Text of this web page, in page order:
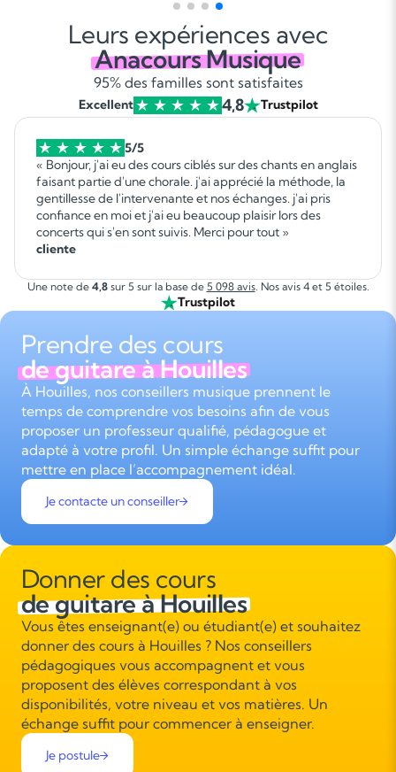
Leurs expériences avec
Anacours Musique
95% des familles sont satisfaites
Excellent 4,8 Trustpilot
5/5
« Bonjour, j'ai eu des cours ciblés sur des chants en anglais
faisant partie d'une chorale. j'ai apprécié la méthode, la
gentillesse de l'intervenante et nos échanges. j'ai pris
confiance en moi et j'ai eu beaucoup plaisir lors des
concerts qui s'en sont suivis. Merci pour tout »
cliente
Une note de 4,8sur 5 sur la base de 5 098 avis. Nos avis 4 et 5 étoiles.
Trustpilot
Prendre des cours
de guitare à Houilles
À Houilles, nos conseillers musique prennent le
temps de comprendre vos besoins afin de vous
proposer un professeur qualifié, pédagogue et
adapté à votre profil. Un simple échange suffit pour
mettre en place l’accompagnement idéal.
Je contacte un conseiller
Donner des cours
de guitare à Houilles
Vous êtes enseignant(e) ou étudiant(e) et souhaitez
donner des cours à Houilles ? Nos conseillers
pédagogiques vous accompagnent et vous
proposent des élèves correspondant à vos
disponibilités, votre niveau et vos matières. Un
échange suffit pour commencer à enseigner.
Je postule